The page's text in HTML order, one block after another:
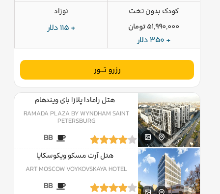
کودک بدون تخت
51,990,000 تومان
+ 350 دلار
نوزاد
+ 115 دلار
رزرو تــور
هتل رامادا پلازا بای ویندهام
RAMADA PLAZA BY WYNDHAM SAINT
PETERSBURG
BB
هتل آرت مسکو ویکوسکایا
ART MOSCOW VOYKOVSKAYA HOTEL
BB